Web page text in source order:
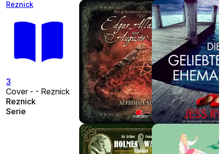
Reznick
3
Cover - - Reznick
Reznick
Serie